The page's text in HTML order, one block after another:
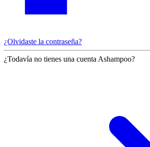
¿Olvidaste la contraseña?
¿Todavía no tienes una cuenta Ashampoo?